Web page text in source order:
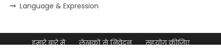
Language & Expression
हमारे बारे में लेखकों से निवेदन
सहयोग कीजिए